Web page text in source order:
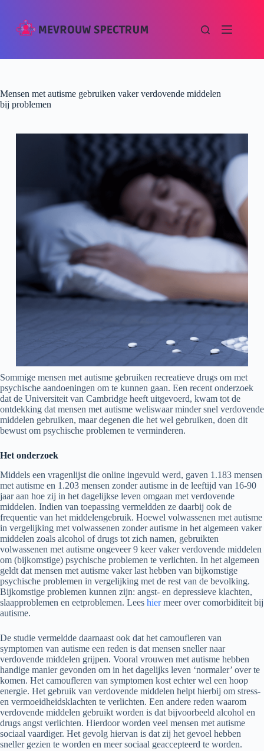
Mensen met autisme gebruiken vaker verdovende middelen
bij problemen
Sommige mensen met autisme gebruiken recreatieve drugs om met
psychische aandoeningen om te kunnen gaan. Een recent onderzoek
dat de Universiteit van Cambridge heeft uitgevoerd, kwam tot de
ontdekking dat mensen met autisme weliswaar minder snel verdovende
middelen gebruiken, maar degenen die het wel gebruiken, doen dit
bewust om psychische problemen te verminderen.
Het onderzoek
Middels een vragenlijst die online ingevuld werd, gaven 1.183 mensen
met autisme en 1.203 mensen zonder autisme in de leeftijd van 16-90
jaar aan hoe zij in het dagelijkse leven omgaan met verdovende
middelen. Indien van toepassing vermeldden ze daarbij ook de
frequentie van het middelengebruik. Hoewel volwassenen met autisme
in vergelijking met volwassenen zonder autisme in het algemeen vaker
middelen zoals alcohol of drugs tot zich namen, gebruikten
volwassenen met autisme ongeveer 9 keer vaker verdovende middelen
om (bijkomstige) psychische problemen te verlichten. In het algemeen
geldt dat mensen met autisme vaker last hebben van bijkomstige
psychische problemen in vergelijking met de rest van de bevolking.
Bijkomstige problemen kunnen zijn: angst- en depressieve klachten,
slaapproblemen en eetproblemen. Lees hiermeer over comorbiditeit bij
autisme.
De studie vermeldde daarnaast ook dat het camoufleren van
symptomen van autisme een reden is dat mensen sneller naar
verdovende middelen grijpen. Vooral vrouwen met autisme hebben
handige manier gevonden om in het dagelijks leven ‘normaler’ over te
komen. Het camoufleren van symptomen kost echter wel een hoop
energie. Het gebruik van verdovende middelen helpt hierbij om stress-
en vermoeidheidsklachten te verlichten. Een andere reden waarom
verdovende middelen gebruikt worden is dat bijvoorbeeld alcohol en
drugs angst verlichten. Hierdoor worden veel mensen met autisme
sociaal vaardiger. Het gevolg hiervan is dat zij het gevoel hebben
sneller gezien te worden en meer sociaal geaccepteerd te worden.